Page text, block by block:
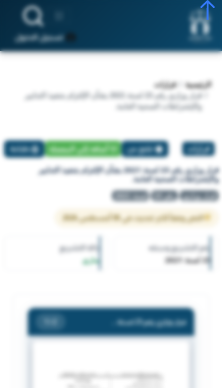
تسجيل الدخول
الرئيسية
قرارات
قرار وزاري رقم 23 لسنة 2021 بشأن الإلتزام بتنفيذ التدابير
والإشتراطات الصحية العامة.
قرارات تبليغ عن أضافة إلي المفضلة طباعة
قرار وزاري رقم 23 لسنة 2021 بشأن الإلتزام بتنفيذ التدابير
والإشتراطات الصحية العامة.
قرار وزاري رقم 23 لسنة 2021
النص وفقاً لآخر تحديث في 05 أغسطس 2026
رقم التشريع وسنته
23 لسنة 2021
حالة التشريع
ساري